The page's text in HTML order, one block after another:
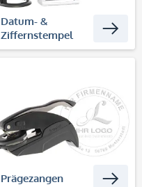
Datum- &
Ziffernstempel
Prägezangen